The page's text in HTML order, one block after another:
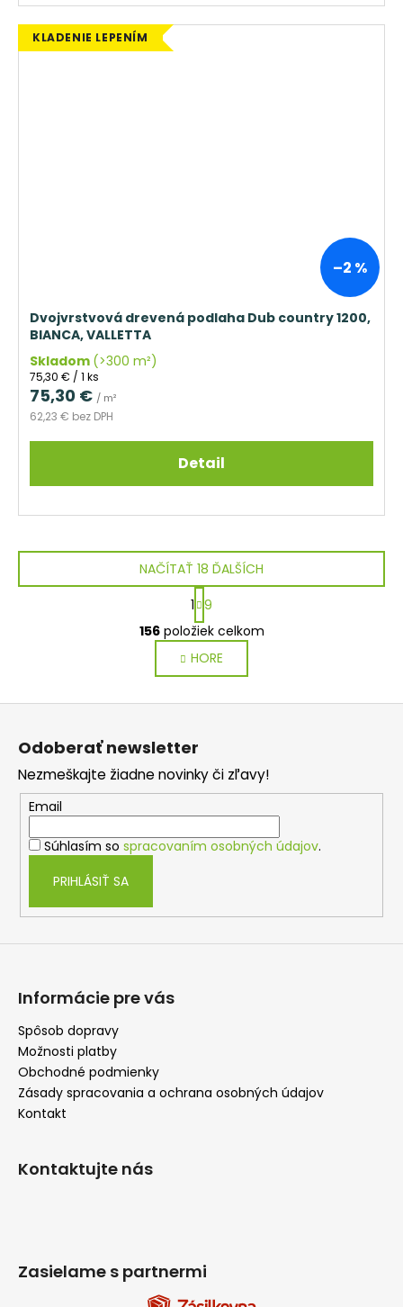
KLADENIE LEPENÍM
–2 %
Dvojvrstvová drevená podlaha Dub country 1200,
BIANCA, VALLETTA
Skladom (>300 m²)
62,23 € bez DPH
75,30 € / m²
Jednotková
cena:
75,30 € / 1 ks
Detail
O
v
l
á
d
e
p
r
v
ý
p
NAČÍTAŤ 18 ĎALŠÍCH
S
t
r
á
n
k
e
1 9
156položiek celkom
HORE
Z
Odoberať newsletter
Nezmeškajte žiadne novinky či zľavy!
Email
Súhlasím so spracovaním osobných údajov.
PRIHLÁSIŤ SA
Informácie pre vás
Spôsob dopravy
Možnosti platby
Obchodné podmienky
Zásady spracovania a ochrana osobných údajov
Kontakt
Kontaktujte nás
Zasielame s partnermi